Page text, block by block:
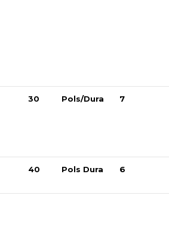
30 Pols/Dura 7
40 Pols Dura 6